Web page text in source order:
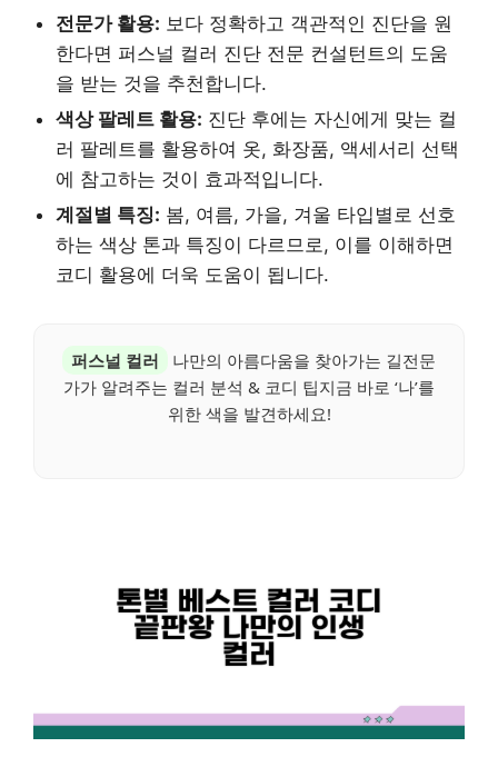
전문가 활용: 보다 정확하고 객관적인 진단을 원
한다면 퍼스널 컬러 진단 전문 컨설턴트의 도움
을 받는 것을 추천합니다.
색상 팔레트 활용: 진단 후에는 자신에게 맞는 컬
러 팔레트를 활용하여 옷, 화장품, 액세서리 선택
에 참고하는 것이 효과적입니다.
계절별 특징: 봄, 여름, 가을, 겨울 타입별로 선호
하는 색상 톤과 특징이 다르므로, 이를 이해하면
코디 활용에 더욱 도움이 됩니다.
퍼스널 컬러
나만의 아름다움을 찾아가는 길전문
가가 알려주는 컬러 분석 & 코디 팁지금 바로 ‘나’를
위한 색을 발견하세요!